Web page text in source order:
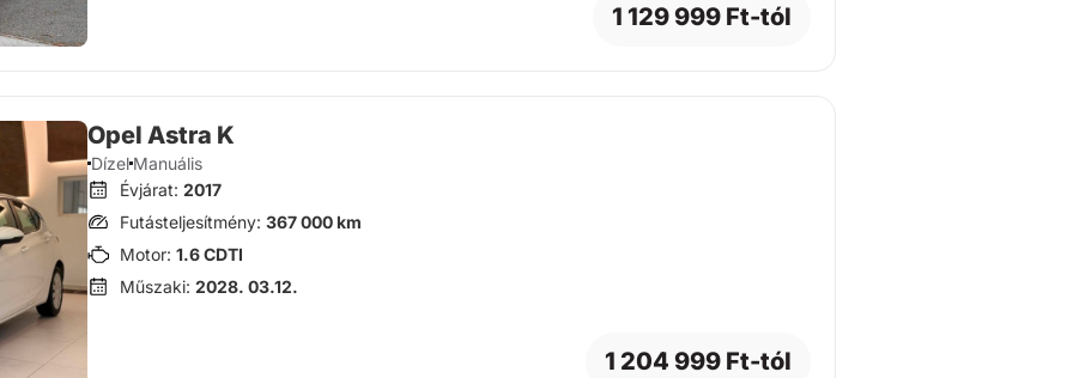
1 129 999 Ft-tól
Opel Astra K
DízelManuális
Évjárat:2017
Futásteljesítmény:367 000 km
Motor:1.6 CDTI
Műszaki:2028. 03.12.
1 204 999 Ft-tól